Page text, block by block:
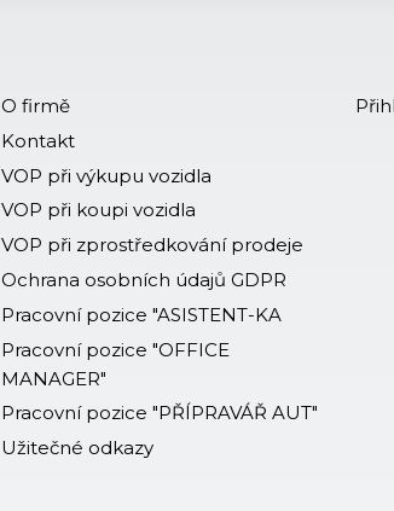
O firmě
Kontakt
VOP při výkupu vozidla
VOP při koupi vozidla
VOP při zprostředkování prodeje
Ochrana osobních údajů GDPR
Pracovní pozice "ASISTENT-KA
Pracovní pozice "OFFICE
MANAGER"
Pracovní pozice "PŘÍPRAVÁŘ AUT"
Užitečné odkazy